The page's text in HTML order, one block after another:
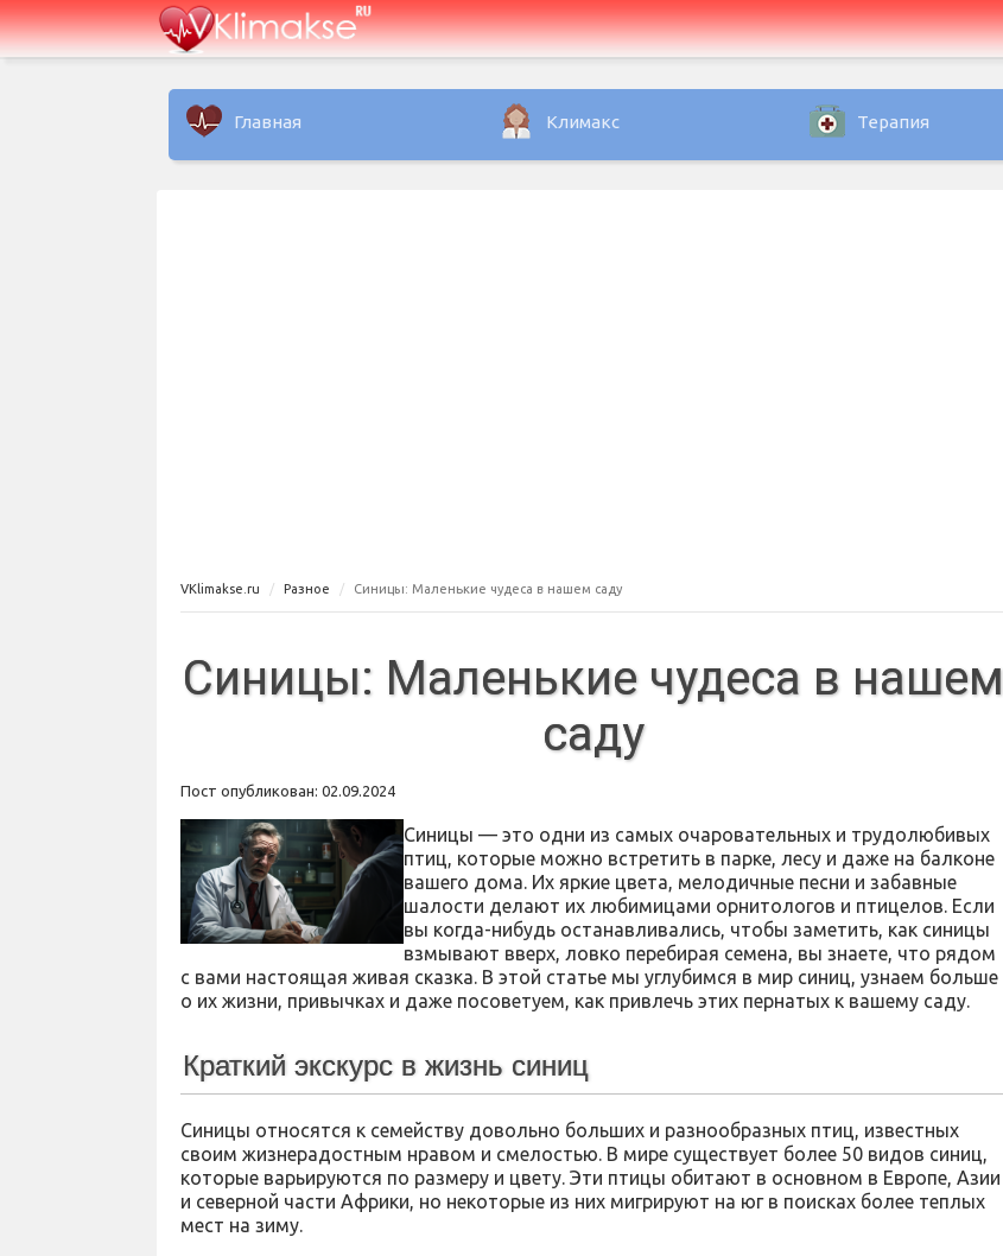
Главная Климакс Терапия
VKlimakse.ru Разное Синицы: Маленькие чудеса в нашем саду
Синицы: Маленькие чудеса в нашем
саду
Пост опубликован: 02.09.2024
Синицы — это одни из самых очаровательных и трудолюбивых
птиц, которые можно встретить в парке, лесу и даже на балконе
вашего дома. Их яркие цвета, мелодичные песни и забавные
шалости делают их любимицами орнитологов и птицелов. Если
вы когда-нибудь останавливались, чтобы заметить, как синицы
взмывают вверх, ловко перебирая семена, вы знаете, что рядом
с вами настоящая живая сказка. В этой статье мы углубимся в мир синиц, узнаем больше
о их жизни, привычках и даже посоветуем, как привлечь этих пернатых к вашему саду.
Краткий экскурс в жизнь синиц
Синицы относятся к семейству довольно больших и разнообразных птиц, известных
своим жизнерадостным нравом и смелостью. В мире существует более 50 видов синиц,
которые варьируются по размеру и цвету. Эти птицы обитают в основном в Европе, Азии
и северной части Африки, но некоторые из них мигрируют на юг в поисках более теплых
мест на зиму.